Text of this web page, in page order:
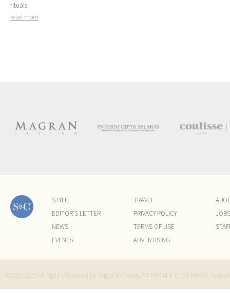
rituals.
read more
STYLE
EDITOR'S LETTER
NEWS
EVENTS
TRAVEL
PRIVACY POLICY
TERMS OF USE
ADVERTISING
JOBS
©2015-2021 All Rights Reserved by Sugar & Cream. PT KREATIF ELOK MEDIA.